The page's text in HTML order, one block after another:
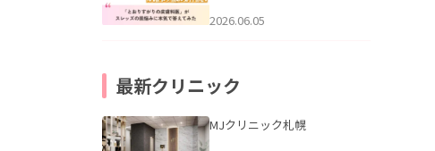
ッズの肌悩みに本気で答え
2026.06.05
最新クリニック
MJクリニック札幌